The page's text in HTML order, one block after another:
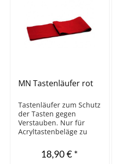
MN Tastenläufer rot
Tastenläufer zum Schutz
der Tasten gegen
Verstauben. Nur für
Acryltastenbeläge zu
Elfenbein nicht
geeignet, da die Tasten
18,90 € *